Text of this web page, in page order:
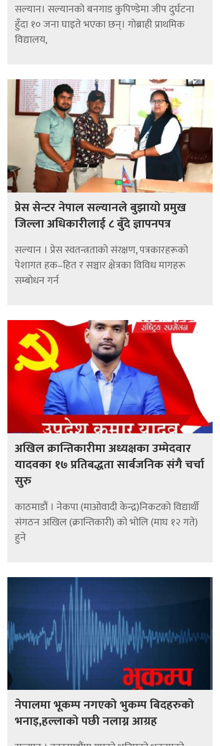
सल्यान। सल्यानको बनगाड कुपिण्डेमा जीप दुर्घटना
हुँदा १० जना घाइते भएका छन्। गोब्राही प्राथमिक
विद्यालय,
प्रेस सेन्टर नेपाल सल्यानले बुझायो प्रमुख
जिल्ला अधिकारीलाई ८ बुँदे ज्ञापनपत्र
सल्यान । प्रेस स्वतन्त्रताको संरक्षण, पत्रकारहरूको
पेशागत हक–हित र सञ्चार क्षेत्रका विविध मागहरू
सम्बोधन गर्न
अखिल क्रान्तिकारीमा अध्यक्षका उम्मेदवार
यादवका १७ प्रतिबद्धता सार्बजनिक संगै चर्चा
सुरु
काठमाडौं । नेकपा (माओवादी केन्द्र)निकटको विद्यार्थी
संगठन अखिल (क्रान्तिकारी) को भोलि (माघ १२ गते)
हुने
नेपालमा भूकम्प नगएको भुकम्प बिदहरुको
भनाइ,हल्लाको पछी नलाग्न आग्रह